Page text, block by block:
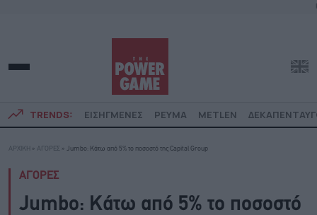
TRENDS: ΕΙΣΗΓΜΕΝΕΣ ΡΕΥΜΑ METLEN
ΑΡΧΙΚΗ » ΑΓΟΡΕΣ » Jumbo: Κάτω από 5% το ποσοστό της Capital Group
ΑΓΟΡΕΣ
Jumbo: Κάτω από 5% το ποσοστό